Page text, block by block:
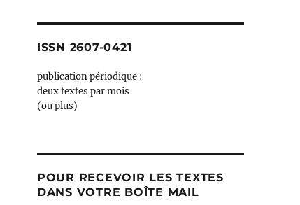
ISSN 2607-0421
publication périodique :
deux textes par mois
(ou plus)
POUR RECEVOIR LES TEXTES
DANS VOTRE BOÎTE MAIL